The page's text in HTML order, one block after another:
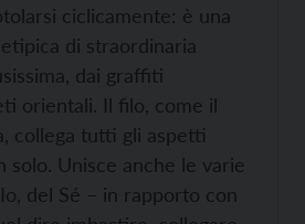
ciclicamente: è una
di straordinaria
dai graffiti
orientali. Il filo, come il
collega tutti gli aspetti
solo. Unisce anche le varie
del Sé – in rapporto con